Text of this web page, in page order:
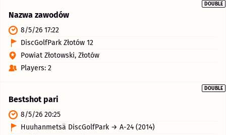
Nazwa zawodów
DOUBLE
8/5/26 17:22
DiscGolfPark Złotów 12
Powiat Złotowski, Złotów
Players: 2
Bestshot pari
DOUBLE
8/5/26 20:25
Huuhanmetsä DiscGolfPark → A-24 (2014)